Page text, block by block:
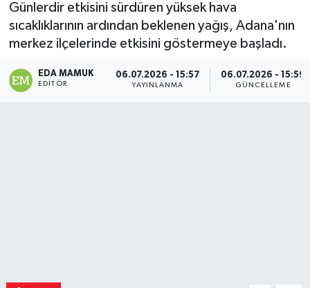
Günlerdir etkisini sürdüren yüksek hava
sıcaklıklarının ardından beklenen yağış, Adana'nın
merkez ilçelerinde etkisini göstermeye başladı.
EDA MAMUK
EDITÖR
06.07.2026 - 15:57
YAYINLANMA
06.07.2026 - 15:59
GÜNCELLEME
Resmi İlanlar